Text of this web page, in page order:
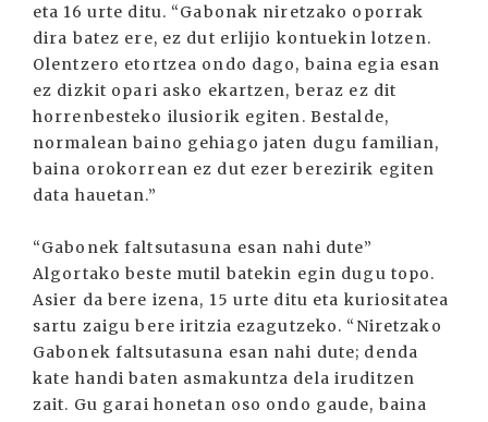
eta 16 urte ditu. “Gabonak niretzako oporrak
dira batez ere, ez dut erlijio kontuekin lotzen.
Olentzero etortzea ondo dago, baina egia esan
ez dizkit opari asko ekartzen, beraz ez dit
horrenbesteko ilusiorik egiten. Bestalde,
normalean baino gehiago jaten dugu familian,
baina orokorrean ez dut ezer berezirik egiten
data hauetan.”
“Gabonek faltsutasuna esan nahi dute”
Algortako beste mutil batekin egin dugu topo.
Asier da bere izena, 15 urte ditu eta kuriositatea
sartu zaigu bere iritzia ezagutzeko. “Niretzako
Gabonek faltsutasuna esan nahi dute; denda
kate handi baten asmakuntza dela iruditzen
zait. Gu garai honetan oso ondo gaude, baina